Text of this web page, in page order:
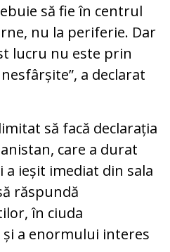
să fie în centrul
nu la periferie. Dar
lucru nu este prin
a declarat
să facă declarația
care a durat
a ieșit imediat din sala
răspundă
în ciuda
a enormului interes